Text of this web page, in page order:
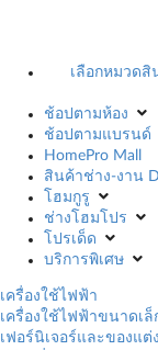
เลือกหมวดสิ
ช้อปตามห้อง
ช้อปตามแบรนด์
HomePro Mall
สินค้าช่าง-งาน
โฮมกูรู
ช่างโฮมโปร
โปรเด็ด
บริการพิเศษ
เครื่องใช้ไฟฟ้า
เครื่องใช้ไฟฟ้าขนาดเล็
เฟอร์นิเจอร์และของแต่